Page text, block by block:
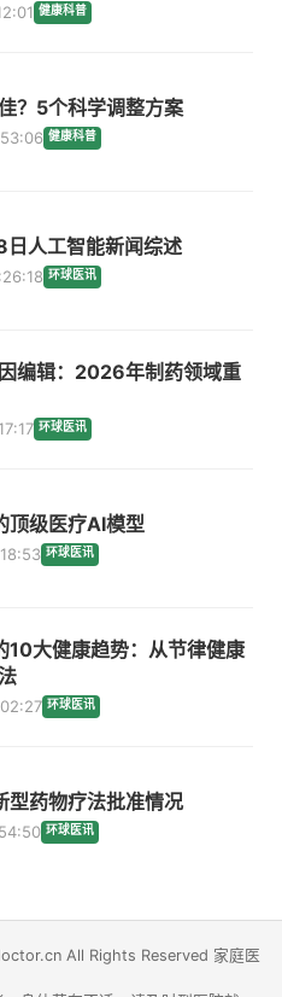
健康科普
？5个科学调整方案
健康科普
人工智能新闻综述
环球医讯
编辑：2026年制药领域重
环球医讯
级医疗AI模型
环球医讯
大健康趋势：从节律健康
环球医讯
药物疗法批准情况
环球医讯
All Rights Reserved 家庭医